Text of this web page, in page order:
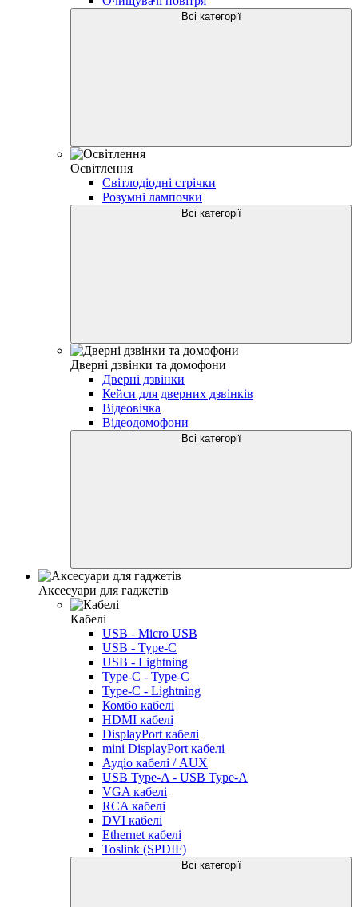
Всі категорії
Освітлення
Світлодіодні стрічки
Розумні лампочки
Всі категорії
Дверні дзвінки та домофони
Дверні дзвінки
Кейси для дверних дзвінків
Відеовічка
Відеодомофони
Всі категорії
Аксесуари для гаджетів
Кабелі
USB - Micro USB
USB - Type-C
USB - Lightning
Type-C - Type-C
Type-C - Lightning
Комбо кабелі
HDMI кабелі
DisplayPort кабелі
mini DisplayPort кабелі
Аудіо кабелі / AUX
USB Type-A - USB Type-A
VGA кабелі
RCA кабелі
DVI кабелі
Ethernet кабелі
Toslink (SPDIF)
Всі категорії